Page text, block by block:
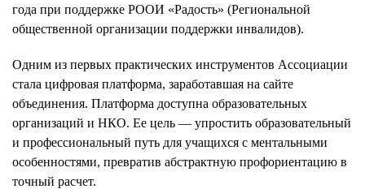
года при поддержке РООИ «Радость» (Региональной
общественной организации поддержки инвалидов).
Одним из первых практических инструментов Ассоциации
стала цифровая платформа, заработавшая на сайте
объединения. Платформа доступна образовательных
организаций и НКО. Ее цель — упростить образовательный
и профессиональный путь для учащихся с ментальными
особенностями, превратив абстрактную профориентацию в
точный расчет.